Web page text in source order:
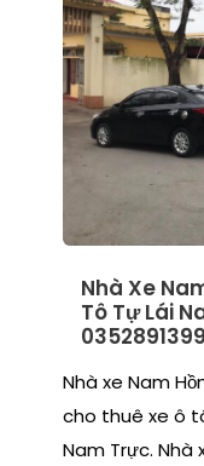
Nhà Xe
Tô Tự Lái
0352891399
Nhà xe Nam
cho thuê xe ô
Nam Trực.